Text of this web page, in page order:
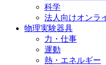
科学
法人向けオンラ
物理実験器具
力・仕事
運動
熱・エネルギー